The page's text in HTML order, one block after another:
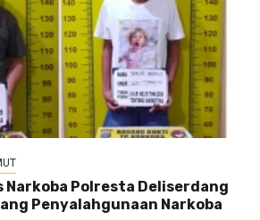
Narkoba Polresta Deliserdang
Penyalahgunaan Narkoba